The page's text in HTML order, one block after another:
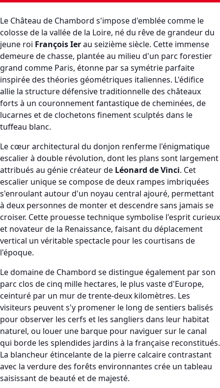
Le Château de Chambord s'impose d'emblée comme le
colosse de la vallée de la Loire, né du rêve de grandeur du
jeune roi François Ierau seizième siècle. Cette immense
demeure de chasse, plantée au milieu d'un parc forestier
grand comme Paris, étonne par sa symétrie parfaite
inspirée des théories géométriques italiennes. L'édifice
allie la structure défensive traditionnelle des châteaux
forts à un couronnement fantastique de cheminées, de
lucarnes et de clochetons finement sculptés dans le
tuffeau blanc.
Le cœur architectural du donjon renferme l'énigmatique
escalier à double révolution, dont les plans sont largement
attribués au génie créateur de Léonard de Vinci. Cet
escalier unique se compose de deux rampes imbriquées
s'enroulant autour d'un noyau central ajouré, permettant
à deux personnes de monter et descendre sans jamais se
croiser. Cette prouesse technique symbolise l'esprit curieux
et novateur de la Renaissance, faisant du déplacement
vertical un véritable spectacle pour les courtisans de
l'époque.
Le domaine de Chambord se distingue également par son
parc clos de cinq mille hectares, le plus vaste d'Europe,
ceinturé par un mur de trente-deux kilomètres. Les
visiteurs peuvent s'y promener le long de sentiers balisés
pour observer les cerfs et les sangliers dans leur habitat
naturel, ou louer une barque pour naviguer sur le canal
qui borde les splendides jardins à la française reconstitués.
La blancheur étincelante de la pierre calcaire contrastant
avec la verdure des forêts environnantes crée un tableau
saisissant de beauté et de majesté.